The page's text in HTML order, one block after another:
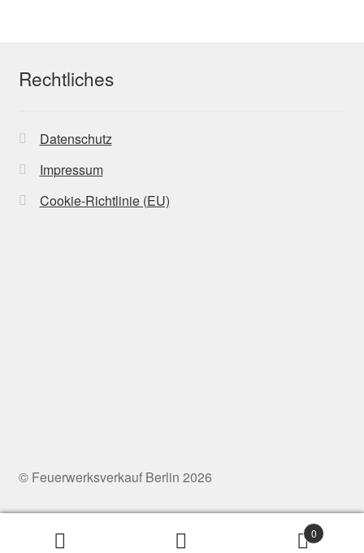
Rechtliches
Datenschutz
Impressum
Cookie-Richtlinie (EU)
© Feuerwerksverkauf Berlin 2026
0